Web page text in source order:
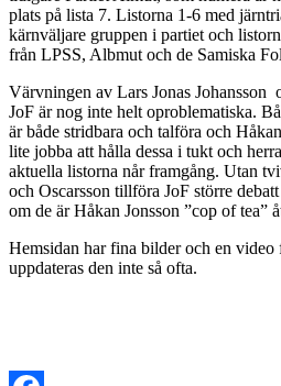
plats på lista 7. Listorna 1-6 med
kärnväljare gruppen i partiet och
från LPSS, Albmut och de Samiska
Värvningen av Lars Jonas
JoF är nog inte helt oproblematiska.
är både stridbara och talföra och
lite jobba att hålla dessa i tukt och
aktuella listorna når framgång. Utan
och Oscarsson tillföra JoF större
om de är Håkan Jonsson ”cop of tea”
Hemsidan har fina bilder och en video
uppdateras den inte så ofta.